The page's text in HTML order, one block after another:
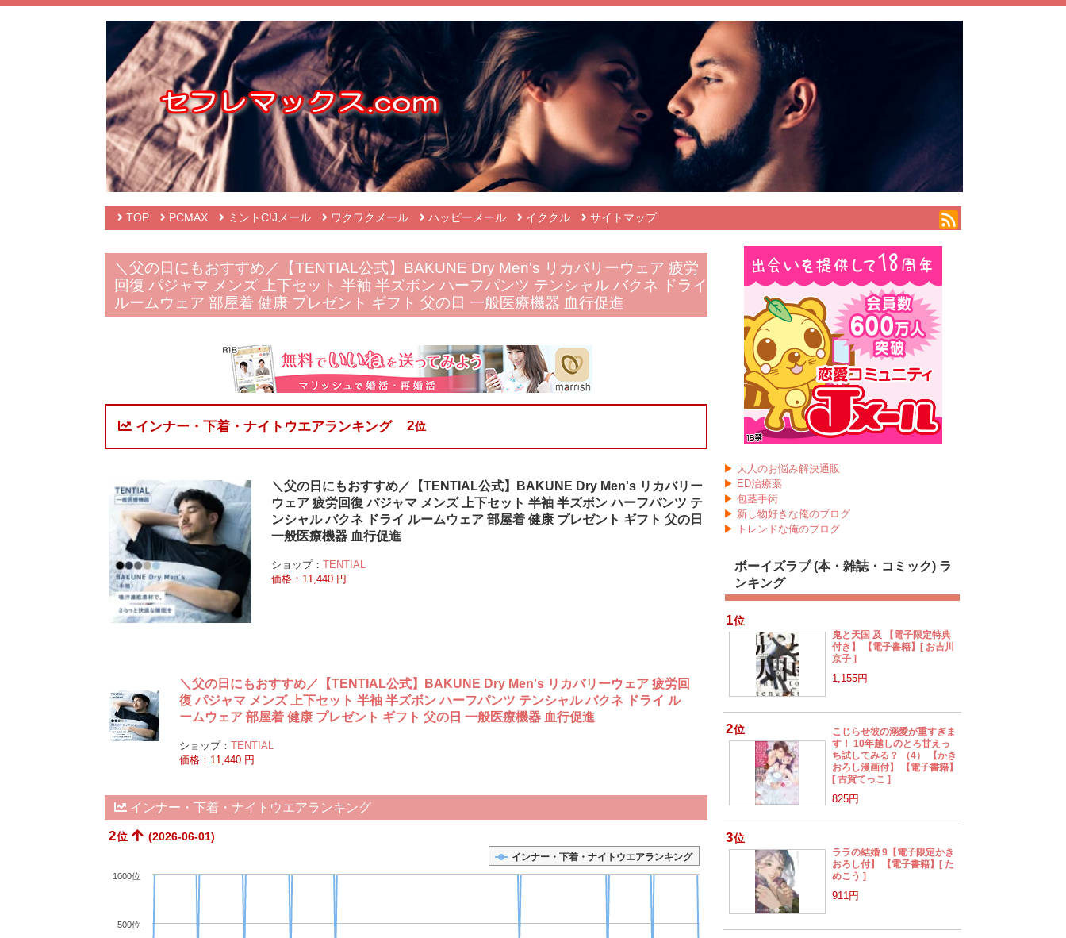
TOP PCMAX ミントC!Jメール ワクワクメール ハッピーメール イククル サイトマップ
＼父の日にもおすすめ／【TENTIAL公式】BAKUNE Dry Men's リカバリーウェア 疲労
回復 パジャマ メンズ 上下セット 半袖 半ズボン ハーフパンツ テンシャル バクネ ドライ
ルームウェア 部屋着 健康 プレゼント ギフト 父の日 一般医療機器 血行促進
インナー・下着・ナイトウエアランキング 2位
＼父の日にもおすすめ／【TENTIAL公式】BAKUNE Dry Men's リカバリー
ウェア 疲労回復 パジャマ メンズ 上下セット 半袖 半ズボン ハーフパンツ テ
ンシャル バクネ ドライ ルームウェア 部屋着 健康 プレゼント ギフト 父の日
一般医療機器 血行促進
ショップ： TENTIAL
価格：11,440 円
＼父の日にもおすすめ／【TENTIAL公式】BAKUNE Dry Men's リカバリーウェア 疲労回
復 パジャマ メンズ 上下セット 半袖 半ズボン ハーフパンツ テンシャル バクネ ドライ ル
ームウェア 部屋着 健康 プレゼント ギフト 父の日 一般医療機器 血行促進
ショップ： TENTIAL
価格：11,440 円
インナー・下着・ナイトウエアランキング
2位 (2026-06-01)
インナー・下着・ナイトウエアランキング
500位
1000位
▶ 大人のお悩み解決通販
▶ ED治療薬
▶ 包茎手術
▶ 新し物好きな俺のブログ
▶
トレンドな俺のブログ
ボーイズラブ (本・雑誌・コミック) ラ
ンキング
1位
鬼と天国 及 【電子限定特典
付き】 【電子書籍】[ お吉川
京子 ]
1,155円
2位
こじらせ彼の溺愛が重すぎま
す！ 10年越しのとろ甘えっ
ち試してみる？ （4） 【かき
おろし漫画付】 【電子書籍】
[ 古賀てっこ ]
825円
3位
ララの結婚 9【電子限定かき
おろし付】 【電子書籍】[ た
めこう ]
911円